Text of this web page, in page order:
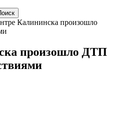
Калининска произошло
произошло ДТП